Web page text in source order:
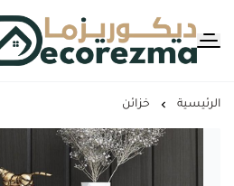
Decorezma
الرئيسية خزائن